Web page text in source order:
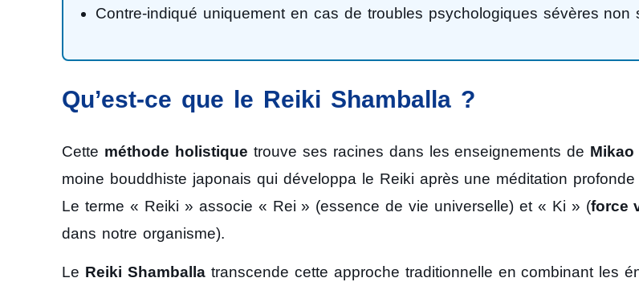
Contre-indiqué uniquement en cas de troubles psychologiques sévères non
Qu’est-ce que le Reiki Shamballa ?
Cette méthode holistique trouve ses racines dans les enseignements de Mikao
moine bouddhiste japonais qui développa le Reiki après une méditation
Le terme « Reiki » associe « Rei » (essence de vie universelle) et « Ki » (force
dans notre organisme).
Le Reiki Shamballa transcende cette approche traditionnelle en combinant les